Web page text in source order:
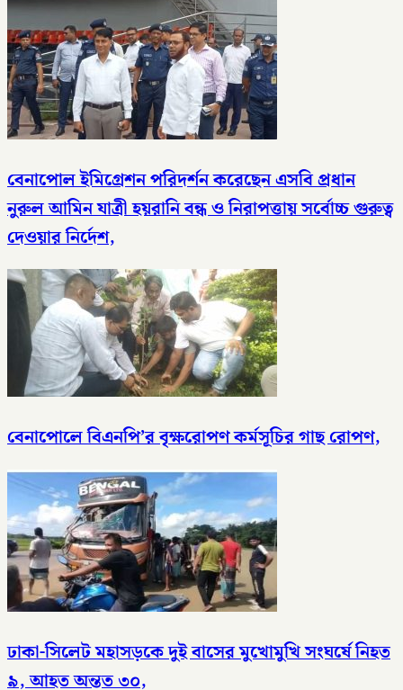
বেনাপোল ইমিগ্রেশন পরিদর্শন করেছেন এসবি প্রধান
নুরুল আমিন যাত্রী হয়রানি বন্ধ ও নিরাপত্তায় সর্বোচ্চ গুরুত্ব
দেওয়ার নির্দেশ,
বেনাপোলে বিএনপি’র বৃক্ষরোপণ কর্মসূচির গাছ রোপণ,
ঢাকা-সিলেট মহাসড়কে দুই বাসের মুখোমুখি সংঘর্ষে নিহত
৯, আহত অন্তত ৩০,